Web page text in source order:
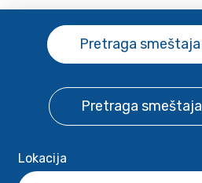
Pretraga smeštaja
Pretraga smeštaja
Lokacija